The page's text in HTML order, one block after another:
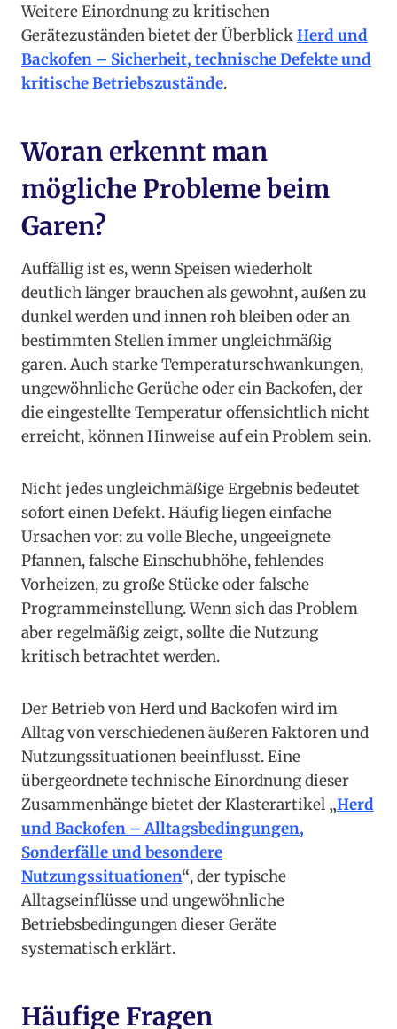
Weitere Einordnung zu kritischen
Gerätezuständen bietet der ÜberblickHerd und
Backofen – Sicherheit, technische Defekte und
kritische Betriebszustände.
Woran erkennt man
mögliche Probleme beim
Garen?
Auffällig ist es, wenn Speisen wiederholt
deutlich länger brauchen als gewohnt, außen zu
dunkel werden und innen roh bleiben oder an
bestimmten Stellen immer ungleichmäßig
garen. Auch starke Temperaturschwankungen,
ungewöhnliche Gerüche oder ein Backofen, der
die eingestellte Temperatur offensichtlich nicht
erreicht, können Hinweise auf ein Problem sein.
Nicht jedes ungleichmäßige Ergebnis bedeutet
sofort einen Defekt. Häufig liegen einfache
Ursachen vor: zu volle Bleche, ungeeignete
Pfannen, falsche Einschubhöhe, fehlendes
Vorheizen, zu große Stücke oder falsche
Programmeinstellung. Wenn sich das Problem
aber regelmäßig zeigt, sollte die Nutzung
kritisch betrachtet werden.
Der Betrieb von Herd und Backofen wird im
Alltag von verschiedenen äußeren Faktoren und
Nutzungssituationen beeinflusst. Eine
übergeordnete technische Einordnung dieser
Zusammenhänge bietet der Klasterartikel „Herd
und Backofen – Alltagsbedingungen,
Sonderfälle und besondere
Nutzungssituationen“, der typische
Alltagseinflüsse und ungewöhnliche
Betriebsbedingungen dieser Geräte
systematisch erklärt.
Häufige Fragen